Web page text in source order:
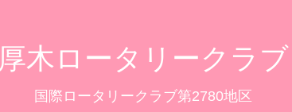
厚木ロータリークラブ
国際ロータリークラブ第2780地区